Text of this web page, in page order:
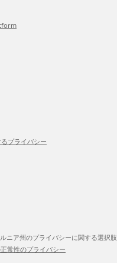
プライバシー
ニア州のプライバシーに関する選択肢
常性のプライバシー